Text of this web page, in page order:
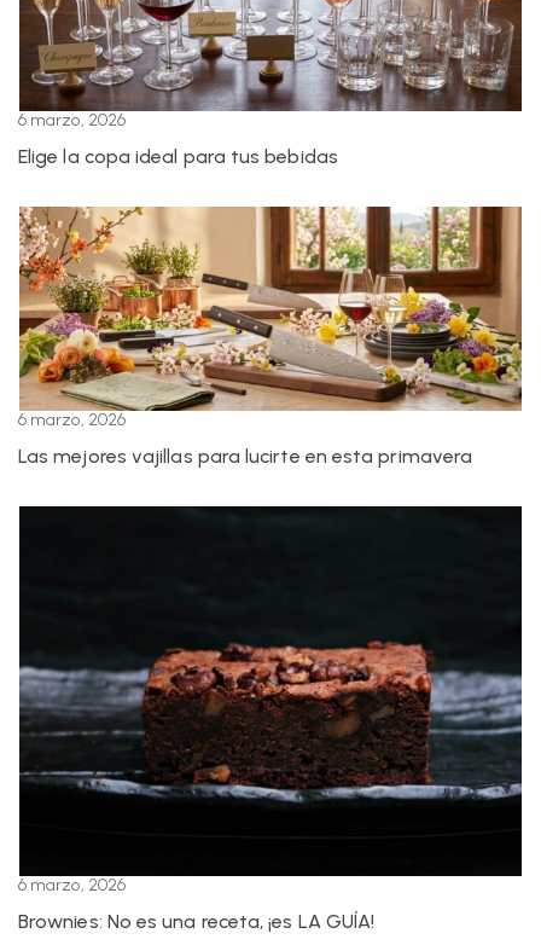
6 marzo, 2026
Elige la copa ideal para tus bebidas
6 marzo, 2026
Las mejores vajillas para lucirte en esta primavera
6 marzo, 2026
Brownies: No es una receta, ¡es LA GUÍA!